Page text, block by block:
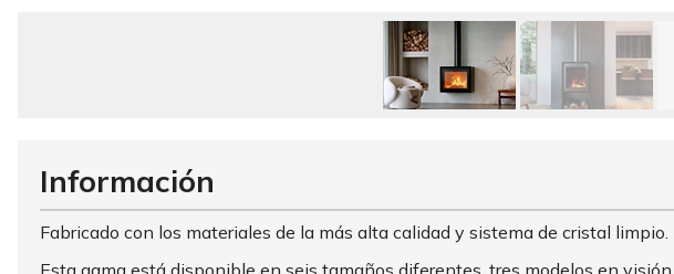
Información
Fabricado con los materiales de la más alta calidad y sistema de cristal limpio.
Esta gama está disponible en seis tamaños diferentes, tres modelos en